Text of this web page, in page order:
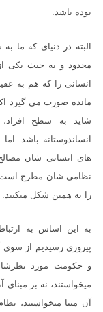
بوده باشد.
البته در دنیای که ما
محدود و به حیث یکی
انسانی را که هم به
مانده صورت می گیرد
شاید به سطح
انساندوستانه باشد.
های انسانی شان
نظامی شان مطرح
را به همین شکل میکنند.
به این اساس به
پیروزی رسیدیم از سوی
و حکومت مورد
میخواستند، نه بر مبنای
آن مبنا میخواستند،